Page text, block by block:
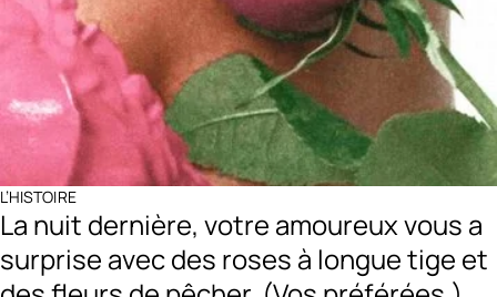
L’HISTOIRE
La nuit dernière, votre amoureux vous a
surprise avec des roses à longue tige et